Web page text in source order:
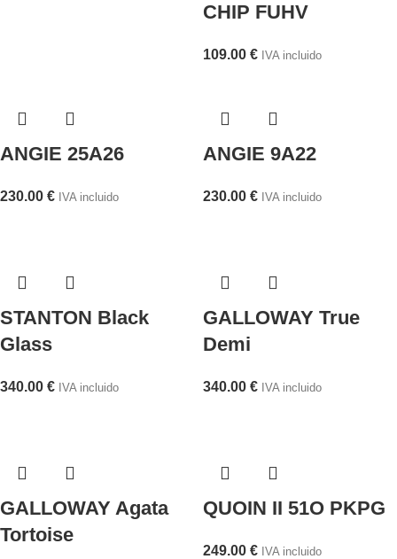
CHIP FUHV
109.00 € IVA incluido
ANGIE 25A26
230.00 € IVA incluido
ANGIE 9A22
230.00 € IVA incluido
STANTON Black
Glass
340.00 € IVA incluido
GALLOWAY True
Demi
340.00 € IVA incluido
GALLOWAY Agata
Tortoise
QUOIN II 51O PKPG
249.00 € IVA incluido